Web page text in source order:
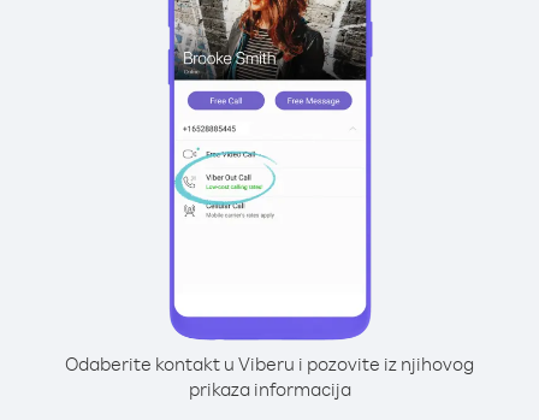
Odaberite kontakt u Viberu i pozovite iz njihovog
prikaza informacija